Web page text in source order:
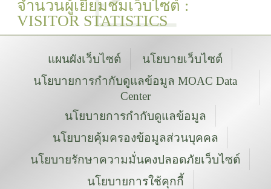
จำนวนผู้เยี่ยมชมเว็บไซต์ :
VISITOR STATISTICS
แผนผังเว็บไซต์
นโยบายเว็บไซต์
นโยบายการกำกับดูแลข้อมูล MOAC Data
Center
นโยบายการกำกับดูแลข้อมูล
นโยบายคุ้มครองข้อมูลส่วนบุคคล
นโยบายรักษาความมั่นคงปลอดภัยเว็บไซต์
นโยบายการใช้คุกกี้